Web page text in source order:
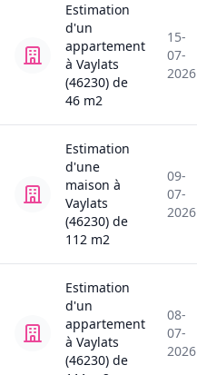
Estimation
d'un
appartement
à Vaylats
(46230) de
46 m2
15-
07-
2026
Estimation
d'une
maison à
Vaylats
(46230) de
112 m2
09-
07-
2026
Estimation
d'un
appartement
à Vaylats
(46230) de
08-
07-
2026